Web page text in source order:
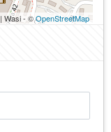
| Wasi - ©OpenStreetMap